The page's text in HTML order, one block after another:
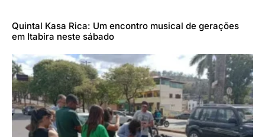
Quintal Kasa Rica: Um encontro musical de gerações
em Itabira neste sábado